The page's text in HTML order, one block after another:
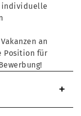
individuelle
an
Position für
+